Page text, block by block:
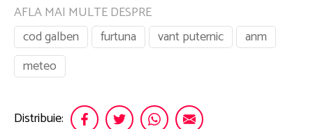
AFLA MAI MULTE DESPRE
cod galben
furtuna vant puternic
anm
meteo
Distribuie: